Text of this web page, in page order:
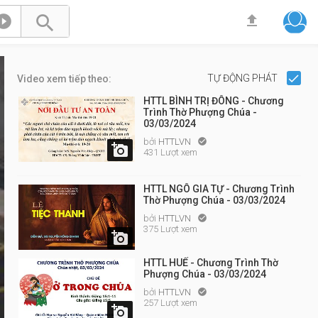
 
Video xem tiếp theo: TỰ ĐỘNG PHÁT

HTTL BÌNH TRỊ ĐÔNG - Chương
Trình Thờ Phượng Chúa -
03/03/2024
bởi HTTLVN 
431 Lượt xem

HTTL NGÔ GIA TỰ - Chương Trình
Thờ Phượng Chúa - 03/03/2024
bởi HTTLVN 
375 Lượt xem

HTTL HUẾ - Chương Trình Thờ
Phượng Chúa - 03/03/2024
bởi HTTLVN 
257 Lượt xem